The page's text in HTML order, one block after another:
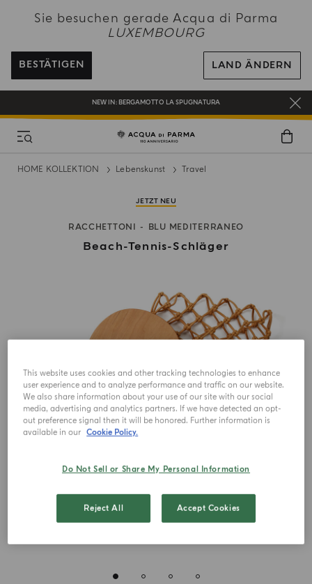
Sie besuchen gerade Acqua di Parma
LUXEMBOURG
BESTÄTIGEN LAND ÄNDERN
BEI ALLEN BESTELLUNGEN ÜBER 120€ ERHALTEN SIE EINE KOSTENLOSE
LIEFERUNG
REGISTRIEREN SIE SICH UND GENIESSEN SIE EINE WELT VOLLER VORTEILE
EIN GESCHENK FÜR SIE AUF ALLE BESTELLUNGEN ÜBER 180€
NEW IN: BERGAMOTTO LA SPUGNATURA
HOME KOLLEKTION Lebenskunst Travel
JETZT NEU
RACCHETTONI BLU MEDITERRANEO
Beach-Tennis-Schläger
This website uses cookies and other tracking technologies to enhance
user experience and to analyze performance and traffic on our website.
We also share information about your use of our site with our social
media, advertising and analytics partners. If we have detected an opt-
out preference signal then it will be honored. Further information is
available in our Cookie Policy.
Do Not Sell or Share My Personal Information
Reject All Accept Cookies